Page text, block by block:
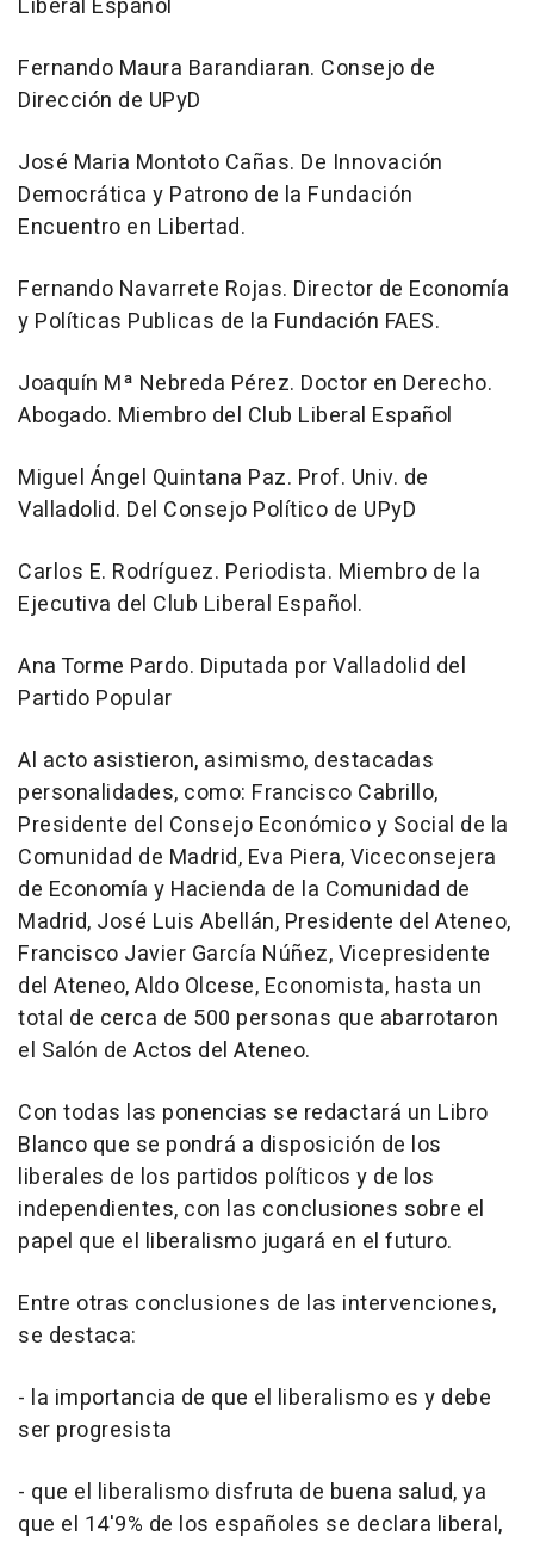
Liberal Español
Fernando Maura Barandiaran. Consejo de
Dirección de UPyD
José Maria Montoto Cañas. De Innovación
Democrática y Patrono de la Fundación
Encuentro en Libertad.
Fernando Navarrete Rojas. Director de Economía
y Políticas Publicas de la Fundación FAES.
Joaquín Mª Nebreda Pérez. Doctor en Derecho.
Abogado. Miembro del Club Liberal Español
Miguel Ángel Quintana Paz. Prof. Univ. de
Valladolid. Del Consejo Político de UPyD
Carlos E. Rodríguez. Periodista. Miembro de la
Ejecutiva del Club Liberal Español.
Ana Torme Pardo. Diputada por Valladolid del
Partido Popular
Al acto asistieron, asimismo, destacadas
personalidades, como: Francisco Cabrillo,
Presidente del Consejo Económico y Social de la
Comunidad de Madrid, Eva Piera, Viceconsejera
de Economía y Hacienda de la Comunidad de
Madrid, José Luis Abellán, Presidente del Ateneo,
Francisco Javier García Núñez, Vicepresidente
del Ateneo, Aldo Olcese, Economista, hasta un
total de cerca de 500 personas que abarrotaron
el Salón de Actos del Ateneo.
Con todas las ponencias se redactará un Libro
Blanco que se pondrá a disposición de los
liberales de los partidos políticos y de los
independientes, con las conclusiones sobre el
papel que el liberalismo jugará en el futuro.
Entre otras conclusiones de las intervenciones,
se destaca:
- la importancia de que el liberalismo es y debe
ser progresista
- que el liberalismo disfruta de buena salud, ya
que el 14'9% de los españoles se declara liberal,